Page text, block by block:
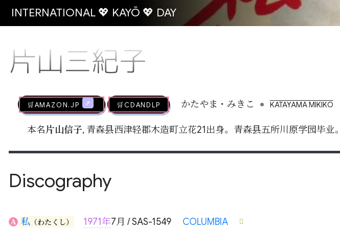
INTERNATIONAL 💖 KAYŌ 💖 DAY
片山三紀子
🛒AMAZON.jp 🛒CDandLP かたやま・みきこ • KATAYAMA MIKIKO
本名片山信子, 青森县西津轻郡木造町立花21出身。青森县五所川原学园毕业。
Discography
A 私（わたくし） 1971年7月 / SAS-1549 COLUMBIA